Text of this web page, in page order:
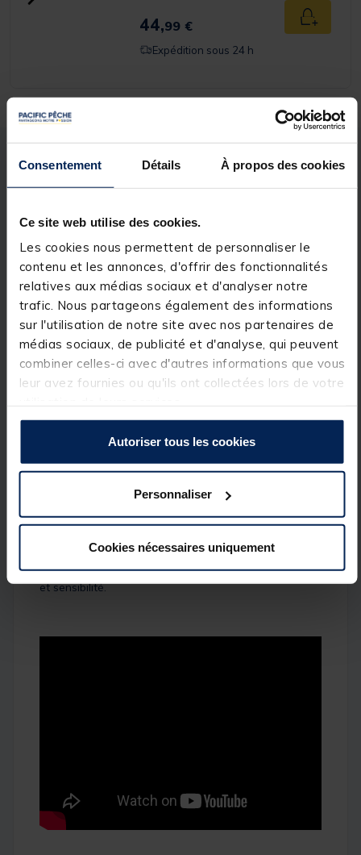
Consentement Détails À propos des cookies
Ce site web utilise des cookies.
Les cookies nous permettent de personnaliser le
contenu et les annonces, d'offrir des fonctionnalités
relatives aux médias sociaux et d'analyser notre
trafic. Nous partageons également des informations
sur l'utilisation de notre site avec nos partenaires de
médias sociaux, de publicité et d'analyse, qui peuvent
combiner celles-ci avec d'autres informations que vous
leur avez fournies ou qu'ils ont collectées lors de votre
Autoriser tous les cookies
Personnaliser
Cookies nécessaires uniquement
44,99 € Ajouter
Expédition sous 24 h
Description Spécifications
Description & détails
Description
LaSasori Kaiten 240 Sensitive Boatest une canne
spécialement conçue pour la pêche en bateau. Avec
une longueur de 2,40 m, elle offre une maniabilité
optimale, idéale pour les espaces restreints tout en
permettant un contrôle précis des leurres et des
combats. Sa puissance de 50 à 150 g la rend
parfaite pour les pêches polyvalentes en mer, ciblant
des espèces telles que bars, lieus et autres
robustesse et légèreté, assurant durabilité et confort
le porte-moulinet solide garantissent une
performance fiable dans les environnements marins.
Avec une poignée ergonomique et antidérapante,
cette canne offre un confort optimal pour des
sessions prolongées. Une excellente option pour les
pêcheurs en bateau recherchant puissance, précision
et sensibilité.